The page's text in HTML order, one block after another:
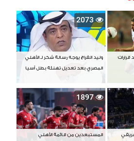
قرارات
2073
وليد الفراج يوجه رسالة شكر لـ الأهلي
المصري بعد تعديل تهنئة بطل آسيا
1897
المستبعدين من قائمة الأهلي